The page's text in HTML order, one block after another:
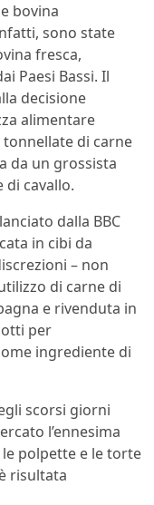
bovina
sono state
fresca,
Paesi Bassi. Il
decisione
alimentare
di carne
da un grossista
di cavallo.
dalla BBC
in cibi da
– non
di carne di
e rivenduta in
per
ingrediente di
scorsi giorni
l’ennesima
polpette e le torte
risultata